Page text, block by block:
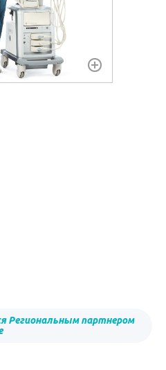
Региональным партнером